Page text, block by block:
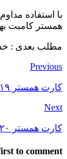
با استفاده
همستر کامبت
مطلب بعدی :
Previous
کارت همستر ۱۹ تیر جدید – کارت های امروز همستر 19 تیر 1403 (پنج میلیونی)
Next
کارت همستر ۲۰ تیر جدید – کارت های امروز همستر 20 تیر 1403 (پنج میلیونی)
to comment